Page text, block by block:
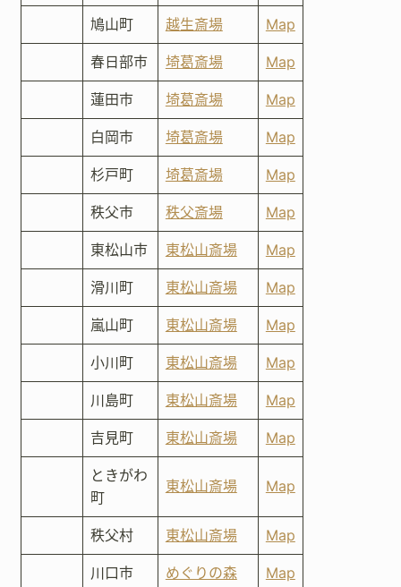
鳩山町 越生斎場 Map
春日部市 埼葛斎場 Map
蓮田市 埼葛斎場 Map
白岡市 埼葛斎場 Map
杉戸町 埼葛斎場 Map
秩父市 秩父斎場 Map
東松山市 東松山斎場 Map
滑川町 東松山斎場 Map
嵐山町 東松山斎場 Map
小川町 東松山斎場 Map
川島町 東松山斎場 Map
吉見町 東松山斎場 Map
ときがわ
町
東松山斎場 Map
秩父村 東松山斎場 Map
川口市 めぐりの森
Map